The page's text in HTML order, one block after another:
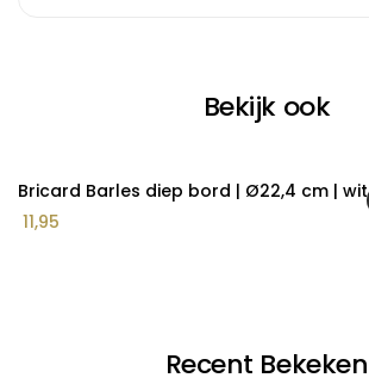
Bekijk ook
Bricard Barles diep bord | Ø22,4 cm | wit
11,95
Recent Bekeken